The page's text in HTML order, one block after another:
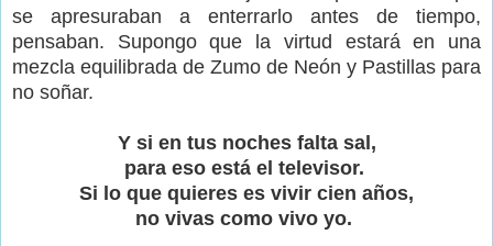
se apresuraban a enterrarlo antes de tiempo,
pensaban. Supongo que la virtud estará en una
mezcla equilibrada de Zumo de Neón y Pastillas para
no soñar.
Y si en tus noches falta sal,
para eso está el televisor.
Si lo que quieres es vivir cien años,
no vivas como vivo yo.